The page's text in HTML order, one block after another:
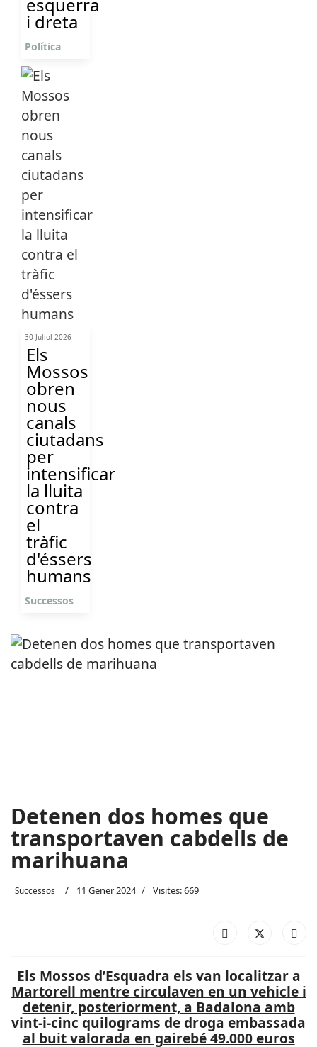
i dreta
Política
30 Juliol 2026
Els
Mossos
obren
nous
canals
ciutadans
per
intensificar
la lluita
contra
el
tràfic
d'éssers
humans
Successos
Detenen dos homes que
transportaven cabdells de
marihuana
Successos 11 Gener 2024 Visites: 669
Els Mossos d’Esquadra els van localitzar a
Martorell mentre circulaven en un vehicle i
detenir, posteriorment, a Badalona amb
vint-i-cinc quilograms de droga embassada
al buit valorada en gairebé 49.000 euros